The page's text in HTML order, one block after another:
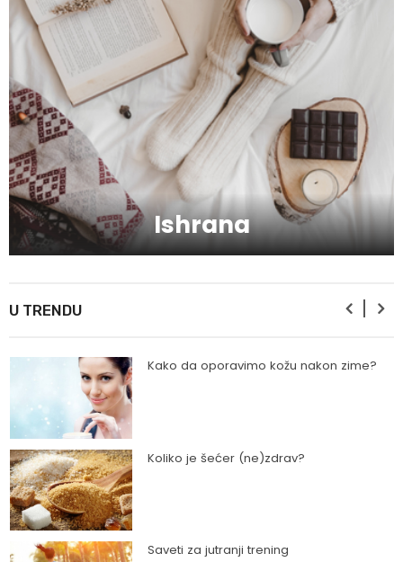
Ishrana
U TRENDU
Mitovi o zdravoj hrani
Skijanje pa plivanje, idealne aktivnosti na
raspustu u Sloveniji
Kako da oporavimo kožu nakon zime?
Koliko je šećer (ne)zdrav?
Saveti za jutranji trening